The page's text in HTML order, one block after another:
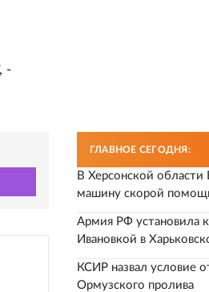
-
ГЛАВНОЕ СЕГОДНЯ:
В Херсонской области
машину скорой
Армия РФ установила
Ивановкой в
КСИР назвал условие
Ормузского пролива